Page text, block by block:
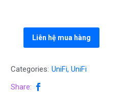
Liên hệ mua hàng
Categories: UniFi, UniFi
Share: